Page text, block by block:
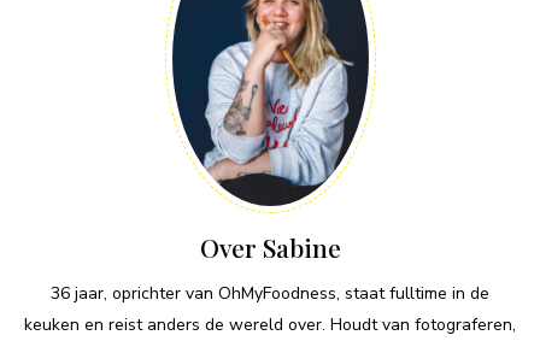
Over Sabine
36 jaar, oprichter van OhMyFoodness, staat fulltime in de
keuken en reist anders de wereld over. Houdt van fotograferen,